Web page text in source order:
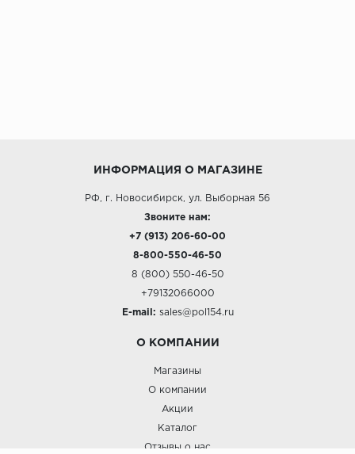
ИНФОРМАЦИЯ О МАГАЗИНЕ
РФ, г. Новосибирск, ул. Выборная 56
Звоните нам:
+7 (913) 206-60-00
8-800-550-46-50
8 (800) 550-46-50
+79132066000
E-mail: sales@pol154.ru
О КОМПАНИИ
Магазины
О компании
Акции
Каталог
Отзывы о нас